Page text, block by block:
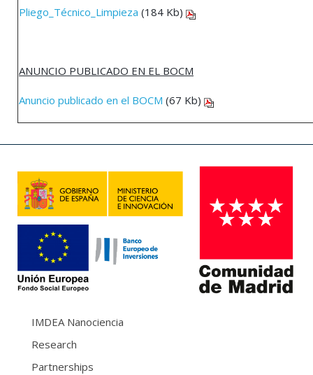
Pliego_Técnico_Limpieza (184 Kb)
ANUNCIO PUBLICADO EN EL BOCM
Anuncio publicado en el BOCM (67 Kb)
IMDEA Nanociencia
Research
Partnerships